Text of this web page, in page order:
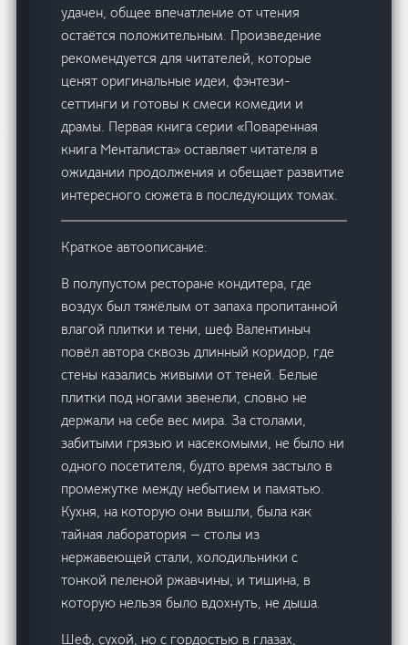
удачен, общее впечатление от чтения
остаётся положительным. Произведение
рекомендуется для читателей, которые
ценят оригинальные идеи, фэнтези-
сеттинги и готовы к смеси комедии и
драмы. Первая книга серии «Поваренная
книга Менталиста» оставляет читателя в
ожидании продолжения и обещает развитие
интересного сюжета в последующих томах.
Краткое автоописание:
В полупустом ресторане кондитера, где
воздух был тяжёлым от запаха пропитанной
влагой плитки и тени, шеф Валентиныч
повёл автора сквозь длинный коридор, где
стены казались живыми от теней. Белые
плитки под ногами звенели, словно не
держали на себе вес мира. За столами,
забитыми грязью и насекомыми, не было ни
одного посетителя, будто время застыло в
промежутке между небытием и памятью.
Кухня, на которую они вышли, была как
тайная лаборатория — столы из
нержавеющей стали, холодильники с
тонкой пеленой ржавчины, и тишина, в
которую нельзя было вдохнуть, не дыша.
Шеф, сухой, но с гордостью в глазах,